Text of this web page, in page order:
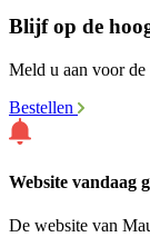
Blijf op de
Meld u aan voor
Bestellen
Website vandaag
De website van